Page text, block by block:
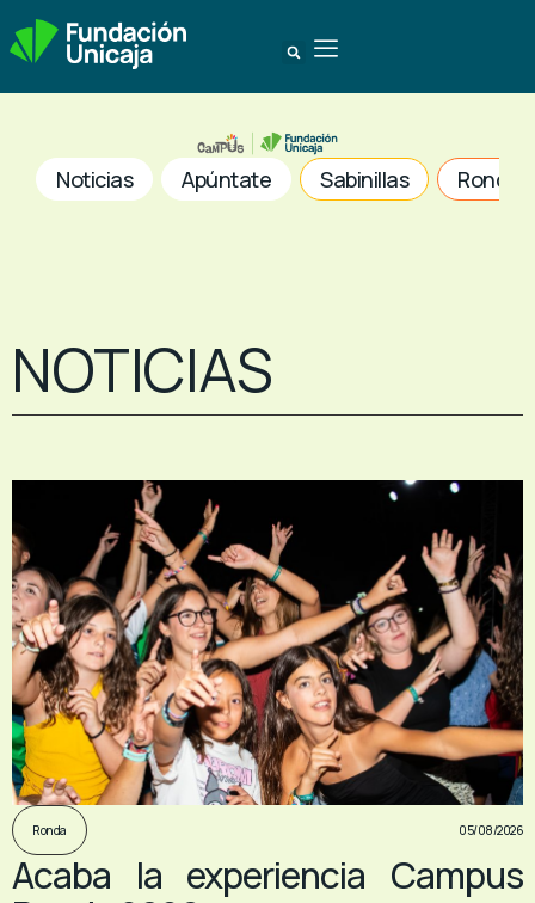
Noticias Apúntate Sabinillas Ronda
NOTICIAS
Ronda 05/08/2026
Acaba la experiencia Campus